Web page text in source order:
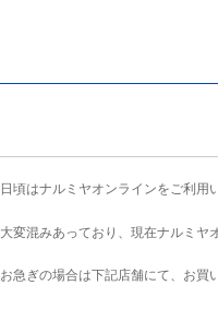
日頃はナルミヤオンラインをご利用
大変混みあっており、現在ナルミヤ
お急ぎの場合は下記店舗にて、お買